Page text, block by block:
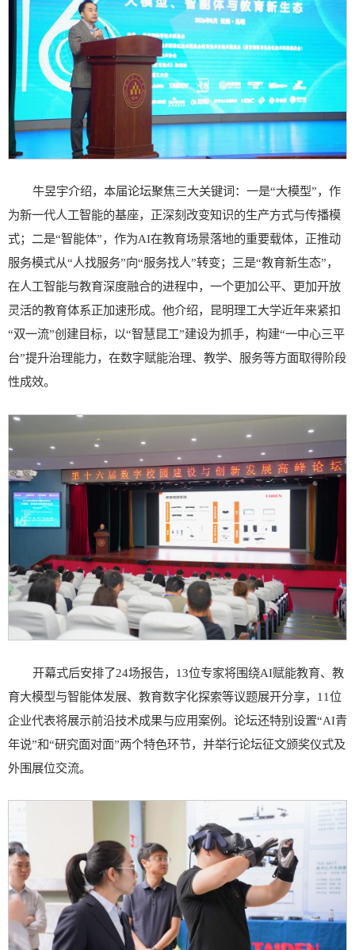
牛昱宇介绍，本届论坛聚焦三大关键词：一是“大模型”，作
为新一代人工智能的基座，正深刻改变知识的生产方式与传播模
式；二是“智能体”，作为AI在教育场景落地的重要载体，正推动
服务模式从“人找服务”向“服务找人”转变；三是“教育新生态”，
在人工智能与教育深度融合的进程中，一个更加公平、更加开放
灵活的教育体系正加速形成。他介绍，昆明理工大学近年来紧扣
“双一流”创建目标，以“智慧昆工”建设为抓手，构建“一中心三平
台”提升治理能力，在数字赋能治理、教学、服务等方面取得阶段
性成效。
开幕式后安排了24场报告，13位专家将围绕AI赋能教育、教
育大模型与智能体发展、教育数字化探索等议题展开分享，11位
企业代表将展示前沿技术成果与应用案例。论坛还特别设置“AI青
年说”和“研究面对面”两个特色环节，并举行论坛征文颁奖仪式及
外围展位交流。